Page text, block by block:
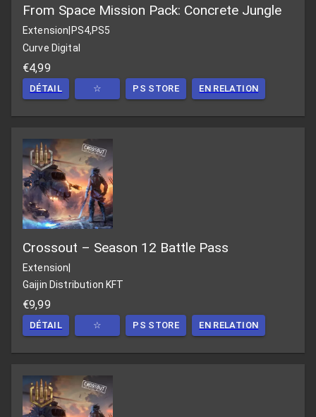
From Space Mission Pack: Concrete Jungle
Extension PS4,PS5
Curve Digital
€4,99
DÉTAIL ☆ PS STORE EN RELATION
Crossout – Season 12 Battle Pass
Extension|
Gaijin Distribution KFT
€9,99
DÉTAIL ☆ PS STORE EN RELATION